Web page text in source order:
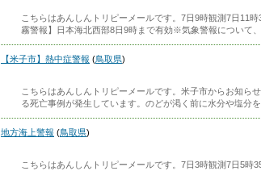
こちらはあんしんトリピーメールです。7日9時観測7日11
霧警報】日本海北西部8日9時まで有効※気象警報について
【米子市】熱中症警報 (鳥取県)
こちらはあんしんトリピーメールです。米子市からお知ら
る死亡事例が発生しています。のどが渇く前に水分や塩分
地方海上警報 (鳥取県)
こちらはあんしんトリピーメールです。7日3時観測7日5時